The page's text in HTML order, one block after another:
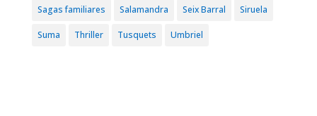
Sagas familiares Salamandra Seix Barral Siruela
Suma Thriller Tusquets Umbriel